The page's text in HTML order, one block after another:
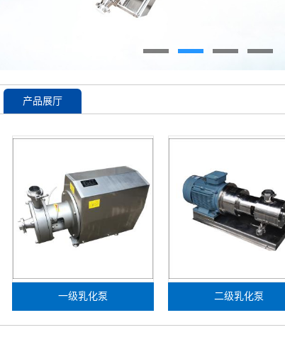
产品展厅
一级乳化泵 二级乳化泵